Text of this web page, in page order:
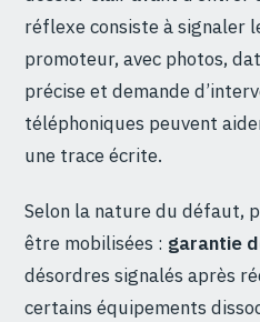
réflexe consiste à signaler
promoteur, avec photos,
précise et demande
téléphoniques peuvent
une trace écrite.
Selon la nature du défaut,
être mobilisées : garantie
désordres signalés après
certains équipements